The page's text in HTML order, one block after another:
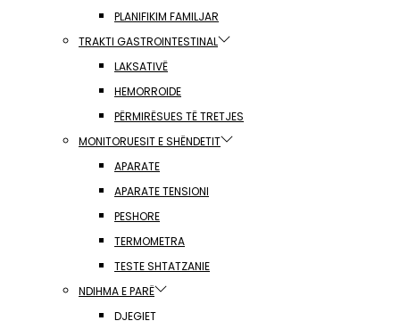
PLANIFIKIM FAMILJAR
TRAKTI GASTROINTESTINAL
LAKSATIVË
HEMORROIDE
PËRMIRËSUES TË TRETJES
MONITORUESIT E SHËNDETIT
APARATE
APARATE TENSIONI
PESHORE
TERMOMETRA
TESTE SHTATZANIE
NDIHMA E PARË
DJEGIET